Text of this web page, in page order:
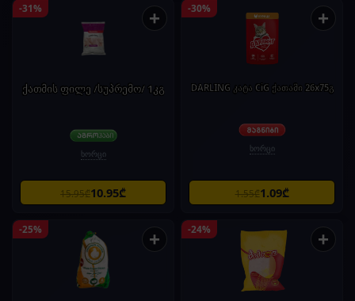
-31% +
ქათმის ფილე /სუპრემო/ 1კგ
ხორცი
15.95₾10.95₾
-30% +
DARLING კატა CiG ქათამი 26x75გ
ხორცი
1.55₾1.09₾
-25% + -24% +